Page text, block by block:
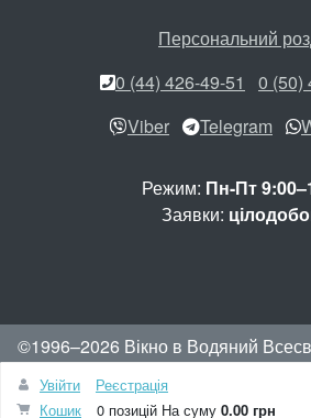
Персональний
0 (44) 426-49-51
0 (50)
Viber
Telegram
Режим: Пн-Пт
Заявки:
©1996–2026 Вікно в Водяний
використання сайту
Вгору
Увійти
Реєстрація
Кошик
0 позицій На суму 0.00 грн